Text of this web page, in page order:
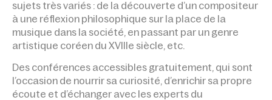
sujets très variés : de la découverte d’un compositeur
à une réflexion philosophique sur la place de la
musique dans la société, en passant par un genre
artistique coréen du XVIIIe siècle, etc.
Des conférences accessibles gratuite­ment, qui sont
l’occasion de nourrir sa curiosité, d’enrichir sa propre
écoute et d’échanger avec les experts du